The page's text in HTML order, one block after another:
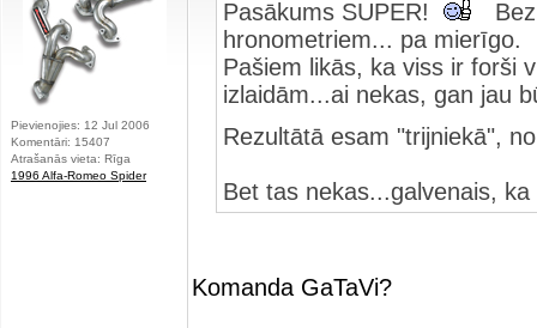
Pievienojies: 12 Jul 2006
Komentāri: 15407
Atrašanās vieta: Rīga
1996 Alfa-Romeo Spider
Pasākums SUPER!
Bez
hronometriem... pa mierīgo.
Pašiem likās, ka viss ir forši
izlaidām...ai nekas, gan jau
Rezultātā esam "trijniekā",
Bet tas nekas...galvenais,
Komanda GaTaVi?